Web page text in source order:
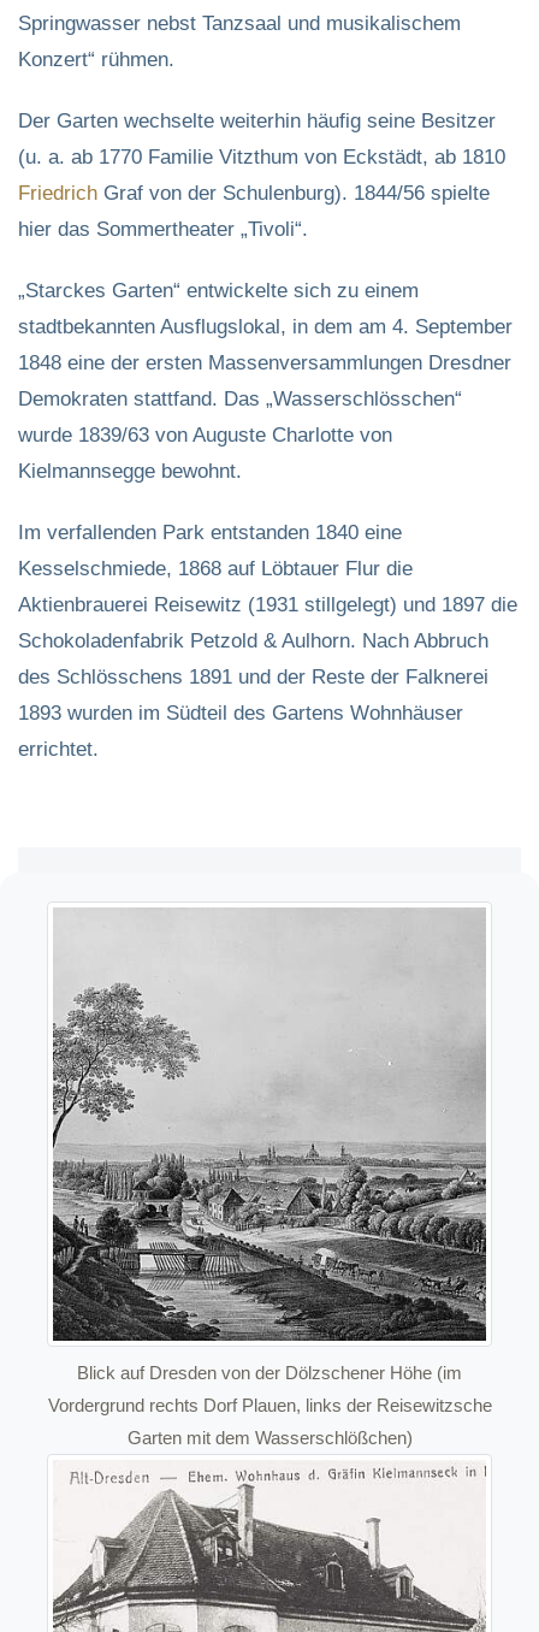
Springwasser nebst Tanzsaal und musikalischem
Konzert“ rühmen.
Der Garten wechselte weiterhin häufig seine Besitzer
(u. a. ab 1770 Familie Vitzthum von Eckstädt, ab 1810
Friedrich Graf von der Schulenburg). 1844/56 spielte
hier das Sommertheater „Tivoli“.
„Starckes Garten“ entwickelte sich zu einem
stadtbekannten Ausflugslokal, in dem am 4. September
1848 eine der ersten Massenversammlungen Dresdner
Demokraten stattfand. Das „Wasserschlösschen“
wurde 1839/63 von Auguste Charlotte von
Kielmannsegge bewohnt.
Im verfallenden Park entstanden 1840 eine
Kesselschmiede, 1868 auf Löbtauer Flur die
Aktienbrauerei Reisewitz (1931 stillgelegt) und 1897 die
Schokoladenfabrik Petzold & Aulhorn. Nach Abbruch
des Schlösschens 1891 und der Reste der Falknerei
1893 wurden im Südteil des Gartens Wohnhäuser
errichtet.
Blick auf Dresden von der Dölzschener Höhe (im
Vordergrund rechts Dorf Plauen, links der Reisewitzsche
Garten mit dem Wasserschlößchen)